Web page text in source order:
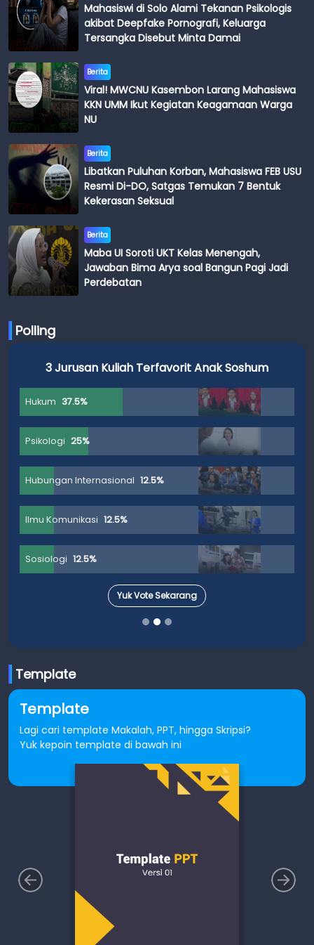
Mahasiswi di Solo Alami Tekanan Psikologis
akibat Deepfake Pornografi, Keluarga
Tersangka Disebut Minta Damai
Berita
Viral! MWCNU Kasembon Larang Mahasiswa
KKN UMM Ikut Kegiatan Keagamaan Warga
NU
Berita
Libatkan Puluhan Korban, Mahasiswa FEB USU
Resmi Di-DO, Satgas Temukan 7 Bentuk
Kekerasan Seksual
Berita
Maba UI Soroti UKT Kelas Menengah,
Jawaban Bima Arya soal Bangun Pagi Jadi
Perdebatan
Polling
3 Jurusan Kuliah Terfavorit Anak Soshum
Hukum 37.5%
Psikologi 25%
Hubungan Internasional 12.5%
Ilmu Komunikasi 12.5%
Sosiologi 12.5%
Yuk Vote Sekarang
Template
Template
Lagi cari template Makalah, PPT, hingga Skripsi?
Yuk kepoin template di bawah ini